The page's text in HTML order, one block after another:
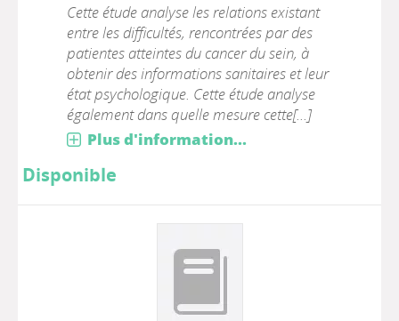
Cette étude analyse les relations existant
entre les difficultés, rencontrées par des
patientes atteintes du cancer du sein, à
obtenir des informations sanitaires et leur
état psychologique. Cette étude analyse
également dans quelle mesure cette[...]
Plus d'information...
Disponible